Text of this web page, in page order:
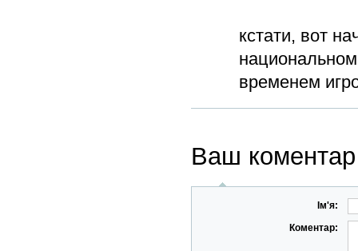
кстати, вот
временем
Ваш коментар
Ім'я:
Коментар: